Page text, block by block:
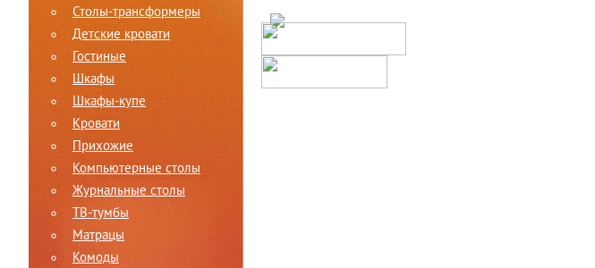
Столы-трансформеры
Детские кровати
Гостиные
Шкафы
Шкафы-купе
Кровати
Прихожие
Компьютерные столы
Журнальные столы
ТВ-тумбы
Матрацы
Комоды